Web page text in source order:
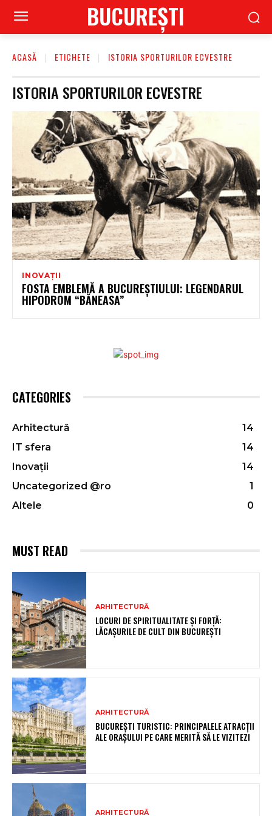
BUCUREŞTI
ACASĂ ETICHETE ISTORIA SPORTURILOR ECVESTRE
ISTORIA SPORTURILOR ECVESTRE
INOVAȚII
FOSTA EMBLEMĂ A BUCUREȘTIULUI: LEGENDARUL
HIPODROM “BĂNEASA”
CATEGORIES
Arhitectură
14
IT sfera
14
Inovații
14
Uncategorized @ro
1
Altele
0
MUST READ
ARHITECTURĂ
LOCURI DE SPIRITUALITATE ȘI FORȚĂ:
LĂCAȘURILE DE CULT DIN BUCUREȘTI
ARHITECTURĂ
BUCUREȘTI TURISTIC: PRINCIPALELE ATRACȚII
ALE ORAȘULUI PE CARE MERITĂ SĂ LE VIZITEZI
ARHITECTURĂ